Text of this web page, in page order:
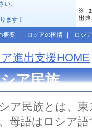
い。
ます！
進出支援HOME
ア民族
ア民族 とは、
母語は ロシア語
概要 ロシアの国情 ロシ